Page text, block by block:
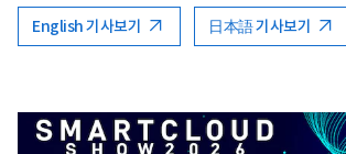
English 기사보기 日本語 기사보기